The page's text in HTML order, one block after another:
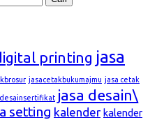
printing jasa
jasacetakbukumajmu jasa cetak
jasa desain\
setting kalender kalender